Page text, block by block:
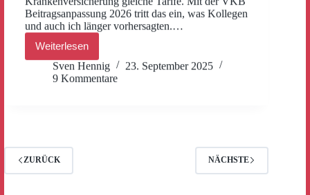
Beitragsanpassung 2026 tritt das ein, was Kollegen
und auch ich länger vorhersagten.…
Weiterlesen
VKB
Beitragsanpassung
2026
–
passen
Sven Hennig
23. September 2025
9 Kommentare
ZURÜCK NÄCHSTE